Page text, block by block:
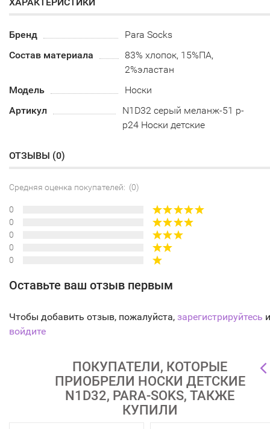
Бренд
Para Socks
Состав материала
83% хлопок, 15%ПА,
2%эластан
Модель
Носки
Артикул
N1D32 серый меланж-51 р-
р24 Носки детские
ОТЗЫВЫ (0)
Средняя оценка покупателей: (0)
0
0
0
0
0
Оставьте ваш отзыв первым
Чтобы добавить отзыв, пожалуйста, зарегистрируйтесь
войдите
ПОКУПАТЕЛИ, КОТОРЫЕ
ПРИОБРЕЛИ НОСКИ ДЕТСКИЕ
N1D32, PARA-SOKS, ТАКЖЕ
КУПИЛИ